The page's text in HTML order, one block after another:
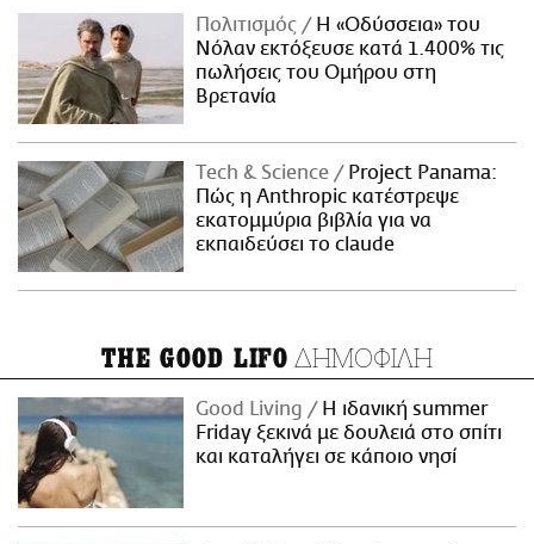
Πολιτισμός
Η «Οδύσσεια» του
Νόλαν εκτόξευσε κατά 1.400% τις
πωλήσεις του Ομήρου στη
Βρετανία
Τech & Science
Project Panama:
Πώς η Anthropic κατέστρεψε
εκατομμύρια βιβλία για να
εκπαιδεύσει το claude
THE GOOD LIFO ΔΗΜΟΦΙΛΗ
Good Living
Η ιδανική summer
Friday ξεκινά με δουλειά στο σπίτι
και καταλήγει σε κάποιο νησί